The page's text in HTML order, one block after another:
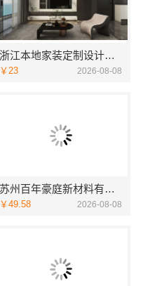
浙江本地家装定制设计大概报价-浙江乐享新材料有限公司
￥23 2026-08-08
苏州百年豪庭新材料有限公司：苏州相城一站式家装设计多少钱拎包入住
￥49.58 2026-08-08